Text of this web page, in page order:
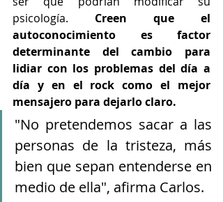
psicología. Creen que el
autoconocimiento es factor
determinante del cambio para
lidiar con los problemas del día a
día y en el rock como el mejor
mensajero para dejarlo claro.
"No pretendemos sacar a las
personas de la tristeza, más
bien que sepan entenderse en
medio de ella", afirma Carlos.